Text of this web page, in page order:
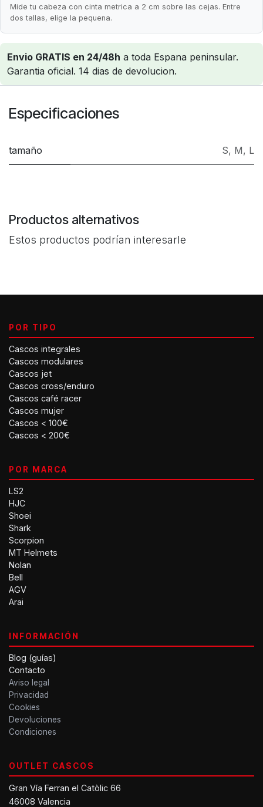
Mide tu cabeza con cinta metrica a 2 cm sobre las cejas. Entre
dos tallas, elige la pequena.
Envio GRATIS en 24/48h a toda Espana peninsular.
Garantia oficial. 14 dias de devolucion.
Especificaciones
tamaño S, M, L
Productos alternativos
Estos productos podrían interesarle
POR TIPO
Cascos integrales
Cascos modulares
Cascos jet
Cascos cross/enduro
Cascos café racer
Cascos mujer
Cascos < 100€
Cascos < 200€
POR MARCA
LS2
HJC
Shoei
Shark
Scorpion
MT Helmets
Nolan
Bell
AGV
Arai
INFORMACIÓN
Blog (guías)
Contacto
Aviso legal
Privacidad
Cookies
Devoluciones
Condiciones
OUTLET CASCOS
Gran Vía Ferran el Catòlic 66
46008 Valencia